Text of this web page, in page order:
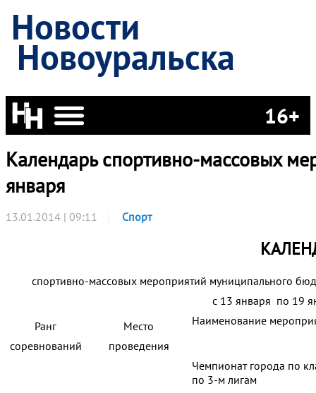
Новости
Новоуральска
16+
Календарь спортивно-массовых
января
13.01.2014 | 09:11 Спорт
спортивно-массовых мероприятий муниципального
с 13 января по 19
Ранг
соревнований
Место
проведения
Наименование
Чемпионат города по
по 3-м лигам